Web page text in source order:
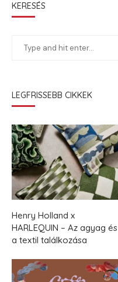
KERESÉS
LEGFRISSEBB CIKKEK
Henry Holland x
HARLEQUIN – Az agyag és
a textil találkozása